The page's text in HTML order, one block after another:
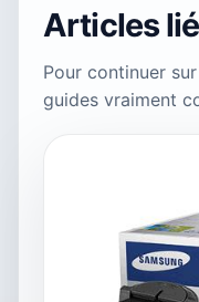
Articles
Pour continuer
guides vraiment